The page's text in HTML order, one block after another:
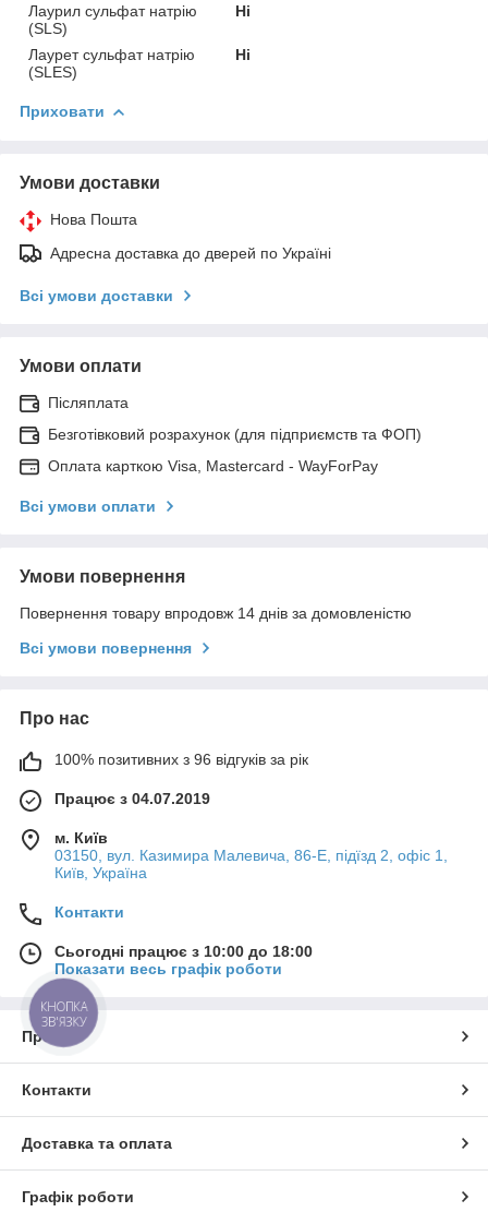
Лаурил сульфат натрію
(SLS)
Ні
Лаурет сульфат натрію
(SLES)
Ні
Приховати
Умови доставки
Нова Пошта
Адресна доставка до дверей по Україні
Всі умови доставки
Умови оплати
Післяплата
Безготівковий розрахунок (для підприємств та ФОП)
Оплата карткою Visa, Mastercard - WayForPay
Всі умови оплати
Умови повернення
Повернення товару впродовж 14 днів за домовленістю
Всі умови повернення
Про нас
100% позитивних з 96 відгуків за рік
Працює з 04.07.2019
м. Київ
03150, вул. Казимира Малевича, 86-Е, підїзд 2, офіс 1,
Київ, Україна
Контакти
Сьогодні працює з 10:00 до 18:00
Показати весь графік роботи
Про нас
Контакти
Доставка та оплата
Графік роботи
КНОПКА
ЗВ'ЯЗКУ